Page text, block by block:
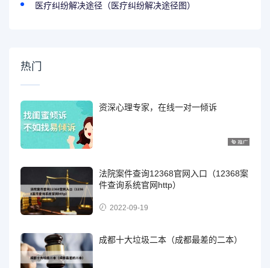
医疗纠纷解决途径（医疗纠纷解决途径图）
热门
资深心理专家，在线一对一倾诉
法院案件查询12368官网入口（12368案
件查询系统官网http）
2022-09-19
成都十大垃圾二本（成都最差的二本）